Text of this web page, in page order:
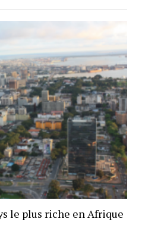
le plus riche en Afrique